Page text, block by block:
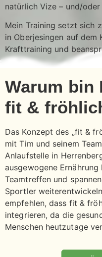
natürlich Vize – und/oder
Mein Training setzt sich
in Oberjesingen auf dem
Krafttraining und
Warum bin
fit &
Das Konzept des „fit &
mit Tim und seinem
Anlaufstelle in
ausgewogene
Teamtreffen und
Sportler
empfehlen, dass fit &
integrieren, da die
Menschen heutzutage